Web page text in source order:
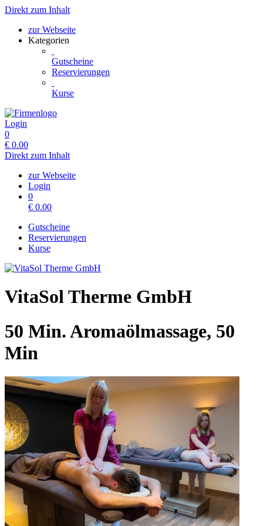
Direkt zum Inhalt
zur Webseite
Kategorien
Gutscheine
Reservierungen
Kurse
Login
0
€ 0.00
Direkt zum Inhalt
zur Webseite
Login
0
€ 0.00
Gutscheine
Reservierungen
Kurse
VitaSol Therme GmbH
50 Min. Aromaölmassage, 50
Min